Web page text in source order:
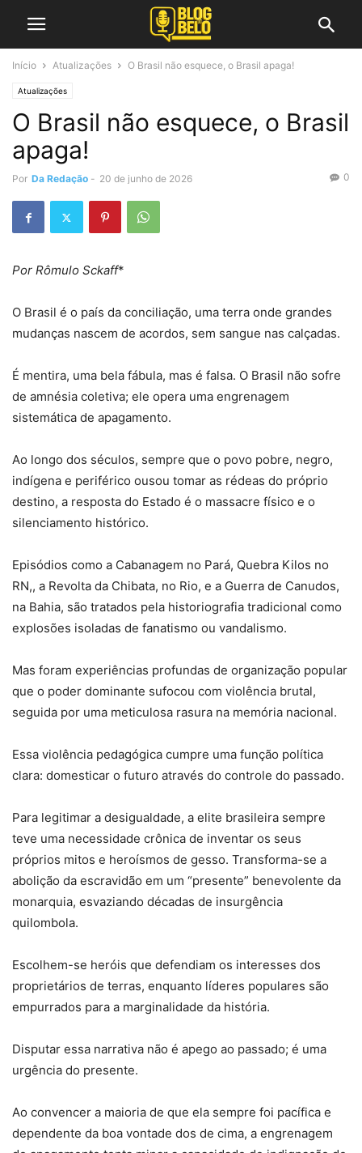
Início Atualizações O Brasil não esquece, o Brasil apaga!
Atualizações
O Brasil não esquece, o Brasil
apaga!
Por Da Redação - 20 de junho de 2026 0
Por Rômulo Sckaff*
O Brasil é o país da conciliação, uma terra onde grandes
mudanças nascem de acordos, sem sangue nas calçadas.
É mentira, uma bela fábula, mas é falsa. O Brasil não sofre
de amnésia coletiva; ele opera uma engrenagem
sistemática de apagamento.
Ao longo dos séculos, sempre que o povo pobre, negro,
indígena e periférico ousou tomar as rédeas do próprio
destino, a resposta do Estado é o massacre físico e o
silenciamento histórico.
Episódios como a Cabanagem no Pará, Quebra Kilos no
RN,, a Revolta da Chibata, no Rio, e a Guerra de Canudos,
na Bahia, são tratados pela historiografia tradicional como
explosões isoladas de fanatismo ou vandalismo.
Mas foram experiências profundas de organização popular
que o poder dominante sufocou com violência brutal,
seguida por uma meticulosa rasura na memória nacional.
Essa violência pedagógica cumpre uma função política
clara: domesticar o futuro através do controle do passado.
Para legitimar a desigualdade, a elite brasileira sempre
teve uma necessidade crônica de inventar os seus
próprios mitos e heroísmos de gesso. Transforma-se a
abolição da escravidão em um “presente” benevolente da
monarquia, esvaziando décadas de insurgência
quilombola.
Escolhem-se heróis que defendiam os interesses dos
proprietários de terras, enquanto líderes populares são
empurrados para a marginalidade da história.
Disputar essa narrativa não é apego ao passado; é uma
urgência do presente.
Ao convencer a maioria de que ela sempre foi pacífica e
dependente da boa vontade dos de cima, a engrenagem